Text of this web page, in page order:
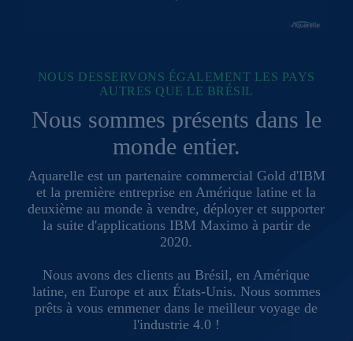
NOUS DESSERVONS ÉGALEMENT LES PAYS
AUTRES QUE LE BRÉSIL
Nous sommes présents dans le
monde entier.
Aquarelle est un partenaire commercial Gold d'IBM
et la première entreprise en Amérique latine et la
deuxième au monde à vendre, déployer et supporter
la suite d'applications IBM Maximo à partir de
2020.
Nous avons des clients au Brésil, en Amérique
latine, en Europe et aux États-Unis. Nous sommes
prêts à vous emmener dans le meilleur voyage de
l'industrie 4.0 !